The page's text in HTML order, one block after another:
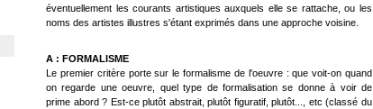
éventuellement les courants artistiques auxquels elle se rattache, ou les
noms des artistes illustres s'étant exprimés dans une approche voisine.
A : FORMALISME
Le premier critère porte sur le formalisme de l'oeuvre : que voit-on quand
on regarde une oeuvre, quel type de formalisation se donne à voir de
prime abord ? Est-ce plutôt abstrait, plutôt figuratif, plutôt..., etc (classé du